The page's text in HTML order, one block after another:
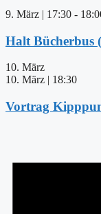
9. März | 17:30 -
Halt Bücherbus
10. März
10. März | 18:30
Vortrag